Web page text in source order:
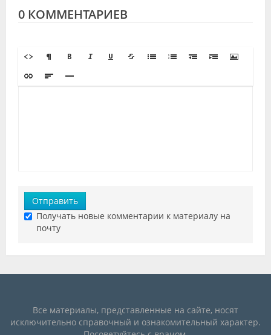
0 КОММЕНТАРИЕВ
Отправить
Получать новые комментарии к материалу на
почту
Все материалы, представленные на сайте, носят
исключительно справочный и ознакомительный характер.